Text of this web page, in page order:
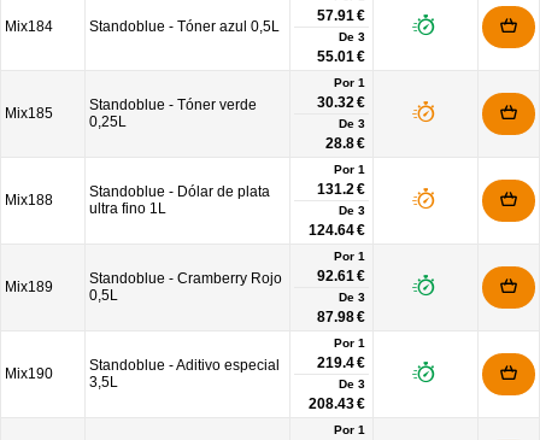
Mix184 Standoblue - Tóner azul 0,5L
57.91 €
De 3
55.01 €
Mix185
Standoblue - Tóner verde
0,25L
Por 1
30.32 €
De 3
28.8 €
Mix188
Standoblue - Dólar de plata
ultra fino 1L
Por 1
131.2 €
De 3
124.64 €
Mix189
Standoblue - Cramberry Rojo
0,5L
Por 1
92.61 €
De 3
87.98 €
Mix190
Standoblue - Aditivo especial
3,5L
Por 1
219.4 €
De 3
208.43 €
Por 1